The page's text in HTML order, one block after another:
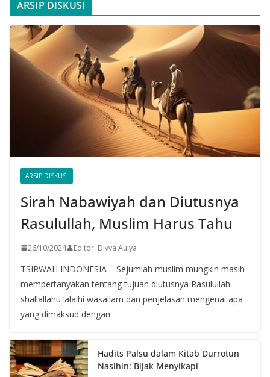
ARSIP DISKUSI
ARSIP DISKUSI
Sirah Nabawiyah dan Diutusnya
Rasulullah, Muslim Harus Tahu
26/10/2024 Editor: Divya Aulya
TSIRWAH INDONESIA – Sejumlah muslim mungkin masih
mempertanyakan tentang tujuan diutusnya Rasulullah
shallallahu ‘alaihi wasallam dan penjelasan mengenai apa
yang dimaksud dengan
Hadits Palsu dalam Kitab Durrotun
Nasihin: Bijak Menyikapi